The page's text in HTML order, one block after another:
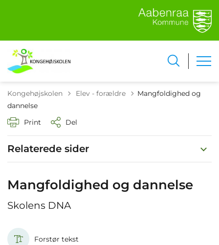
Kongehøjskolen Tilbage til
Elev - forældre
Mangfoldighed og
dannelse
Print
Del
Relaterede sider
Mangfoldighed og dannelse
Skolens DNA
Forstør tekst